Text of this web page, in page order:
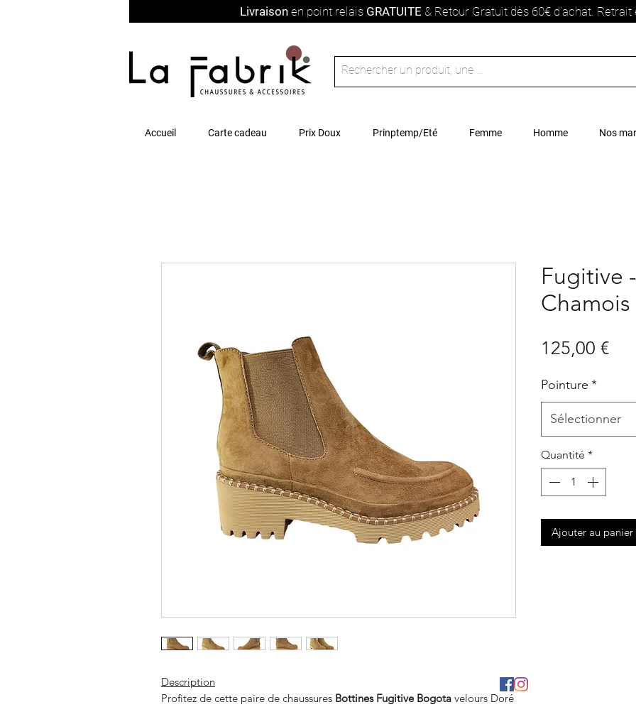
Livraison en point relais GRATUITE & Retour Gratuit dès 60€ d'achat.
Accueil Carte cadeau Prix Doux Prinptemp/Eté Femme Homme Nos
Description
Profitez de cette paire de chaussures Bottines Fugitive Bogota velours Doré
Fugitive
Chamois
125,00 €
Pointure *
Sélectionner
Quantité *
Ajouter au panier